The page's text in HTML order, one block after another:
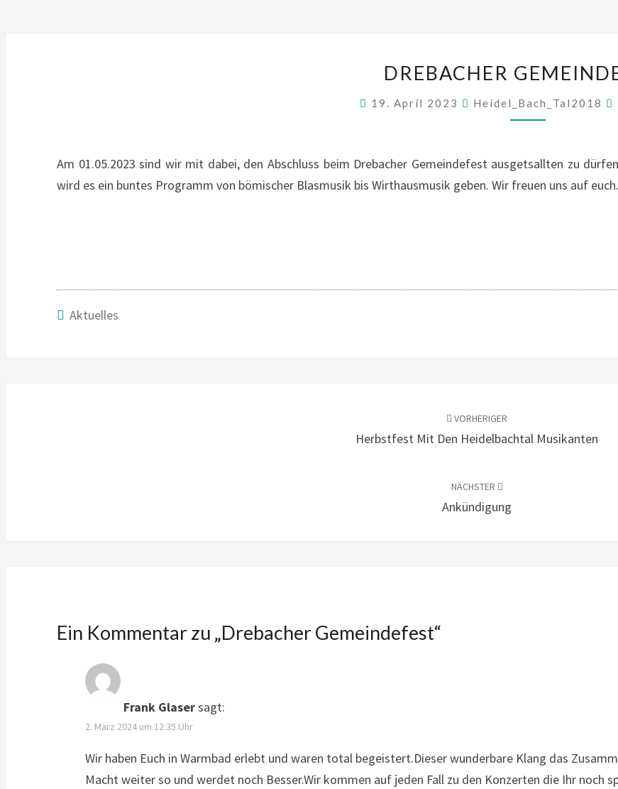
DREBACHER
19. April 2023 Heidel_Bach_Tal2018
Am 01.05.2023 sind wir mit dabei, den Abschluss beim Drebacher Gemeindefest ausgetsallten zu
wird es ein buntes Programm von bömischer Blasmusik bis Wirthausmusik geben. Wir freuen uns auf euch.
Aktuelles
VORHERIGER
Herbstfest Mit Den Heidelbachtal Musikanten
NÄCHSTER
Ankündigung
Ein Kommentar zu „Drebacher Gemeindefest“
Frank Glasersagt:
2. März 2024 um 12:35 Uhr
Wir haben Euch in Warmbad erlebt und waren total begeistert.Dieser wunderbare Klang das
Macht weiter so und werdet noch Besser.Wir kommen auf jeden Fall zu den Konzerten die Ihr noch